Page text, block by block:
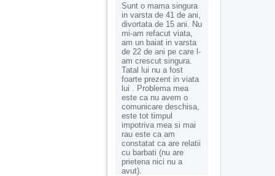
Sunt o mama singura
in varsta de 41 de ani,
divortata de 15 ani. Nu
mi-am refacut viata,
am un baiat in varsta
de 22 de ani pe care l-
am crescut singura.
Tatal lui nu a fost
foarte prezent in viata
lui . Problema mea
este ca nu avem o
comunicare deschisa,
este tot timpul
impotriva mea si mai
rau este ca am
constatat ca are relatii
cu barbati (nu are
prietena nici nu a
avut).